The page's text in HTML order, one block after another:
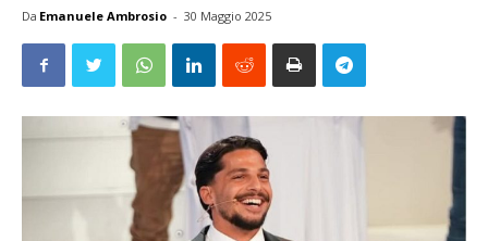
Da Emanuele Ambrosio - 30 Maggio 2025